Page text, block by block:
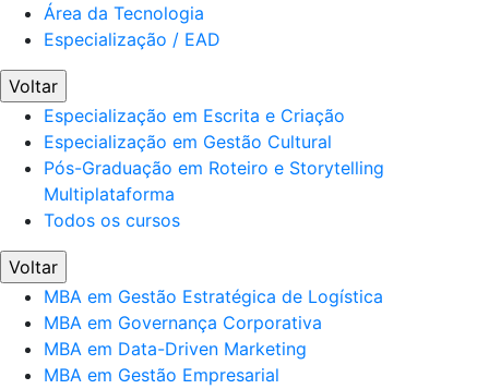
Área da Tecnologia
Especialização / EAD
Voltar
Especialização em Escrita e Criação
Especialização em Gestão Cultural
Pós-Graduação em Roteiro e Storytelling
Multiplataforma
Todos os cursos
Voltar
MBA em Gestão Estratégica de Logística
MBA em Governança Corporativa
MBA em Data-Driven Marketing
MBA em Gestão Empresarial